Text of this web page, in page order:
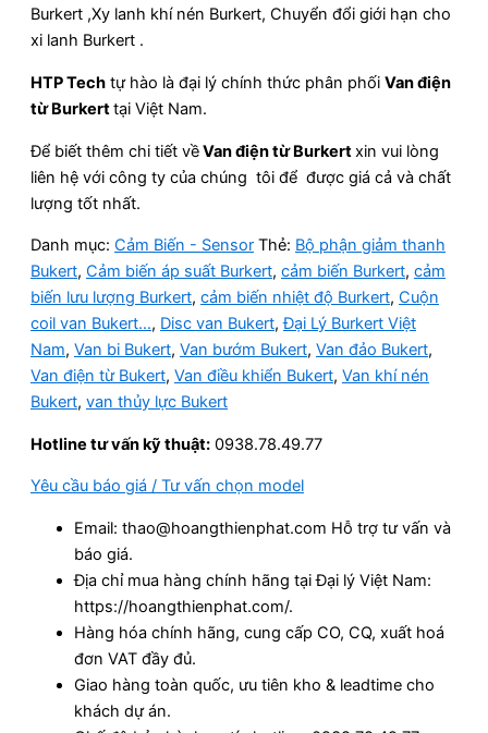
Burkert ,Xy lanh khí nén Burkert, Chuyển đổi giới hạn cho
xi lanh Burkert .
HTP Tech tự hào là đại lý chính thức phân phối Van điện
từ Burkerttại Việt Nam.
Để biết thêm chi tiết vềVan điện từ Burkertxin vui lòng
liên hệ với công ty của chúng tôi để được giá cả và chất
lượng tốt nhất.
Danh mục: Cảm Biến - Sensor Thẻ: Bộ phận giảm thanh
Bukert, Cảm biến áp suất Burkert, cảm biến Burkert, cảm
biến lưu lượng Burkert, cảm biến nhiệt độ Burkert, Cuộn
coil van Bukert…, Disc van Bukert,Đại Lý Burkert Việt
Nam, Van bi Bukert, Van bướm Bukert, Van đảo Bukert,
Van điện từ Bukert, Van điều khiển Bukert, Van khí nén
Bukert, van thủy lực Bukert
Hotline tư vấn kỹ thuật: 0938.78.49.77
Yêu cầu báo giá / Tư vấn chọn model
Email: thao@hoangthienphat.com Hỗ trợ tư vấn và
báo giá.
Địa chỉ mua hàng chính hãng tại Đại lý Việt Nam:
https://hoangthienphat.com/.
Hàng hóa chính hãng, cung cấp CO, CQ, xuất hoá
đơn VAT đầy đủ.
Giao hàng toàn quốc, ưu tiên kho & leadtime cho
khách dự án.